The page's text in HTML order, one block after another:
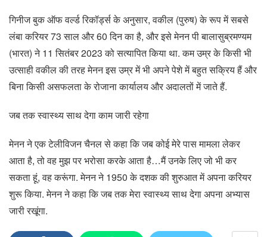
गिनीज बुक ऑफ वर्ल्ड रिकॉर्ड्स के अनुसार, वकील (पुरुष) के रूप में सबसे
लंबा करियर 73 साल और 60 दिन का है, और इसे मेनन पी बालासुब्रमण्यम
(भारत) ने 11 सितंबर 2023 को सत्यापित किया था. कम उम्र के किसी भी
उत्साही वकील की तरह मेनन इस उम्र में भी अपने पेशे में बहुत सक्रिय हैं और
बिना किसी असफलता के रोजाना कार्यालय और अदालतों में जाते हैं.
जब तक स्वास्थ्य साथ देगा काम जारी रहेगा
मेनन ने एक टेलीविजन चैनल से कहा कि जब कोई मेरे पास मामला लेकर
आता है, तो वह मुझ पर भरोसा करके आता है…मैं उनके लिए जो भी कर
सकता हूं, वह करूंगा. मेनन ने 1950 के दशक की शुरुआत में अपना करियर
शुरू किया. मेनन ने कहा कि जब तक मेरा स्वास्थ्य साथ देगा अपना अभ्यास
जारी रखूंगा.